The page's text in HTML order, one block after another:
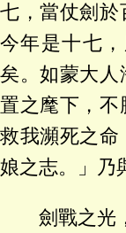
七，當仗劍於
今年是十七
矣。如蒙大人
置之麾下，不
救我瀕死之命
娘之志。」乃
劍戰之光